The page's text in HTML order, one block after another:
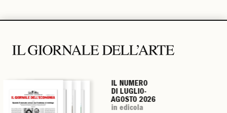
IL NUMERO
DI LUGLIO-
AGOSTO 2026
in edicola
IL NUMERO
DI LUGLIO-
AGOSTO 2026
in edicola
IL NUMERO
DI LUGLIO-
AGOSTO 2026
in edicola
IL NUMERO
DI LUGLIO-
AGOSTO 2026
in edicola